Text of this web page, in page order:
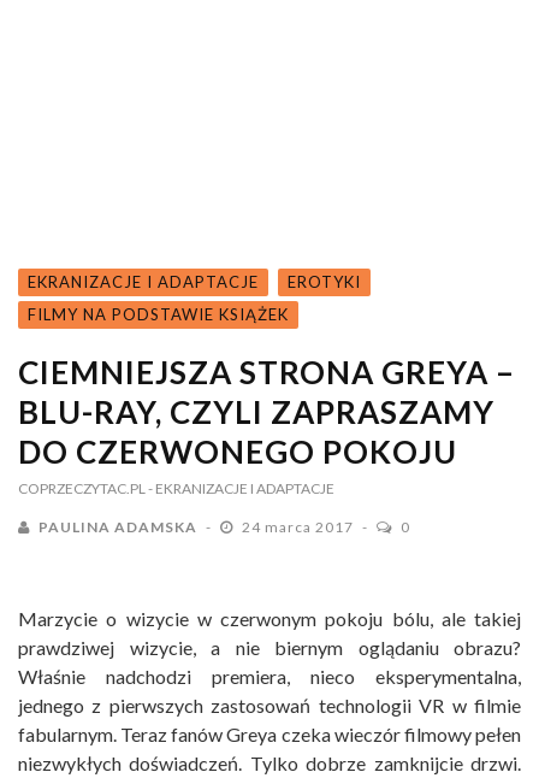
EKRANIZACJE I ADAPTACJE
EROTYKI
FILMY NA PODSTAWIE KSIĄŻEK
CIEMNIEJSZA STRONA GREYA –
BLU-RAY, CZYLI ZAPRASZAMY
DO CZERWONEGO POKOJU
COPRZECZYTAC.PL - EKRANIZACJE I ADAPTACJE
PAULINA ADAMSKA 24 marca 2017 0
Marzycie o wizycie w czerwonym pokoju bólu, ale takiej
prawdziwej wizycie, a nie biernym oglądaniu obrazu?
Właśnie nadchodzi premiera, nieco eksperymentalna,
jednego z pierwszych zastosowań technologii VR w filmie
fabularnym. Teraz fanów Greya czeka wieczór filmowy pełen
niezwykłych doświadczeń. Tylko dobrze zamknijcie drzwi.